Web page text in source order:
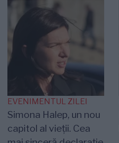
EVENIMENTUL ZILEI
Simona Halep, un nou
capitol al vieții. Cea